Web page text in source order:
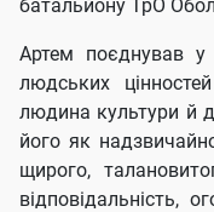
батальйону ТрО
Артем поєднував у
людських
людина культури й
його як
щирого,
відповідальність,